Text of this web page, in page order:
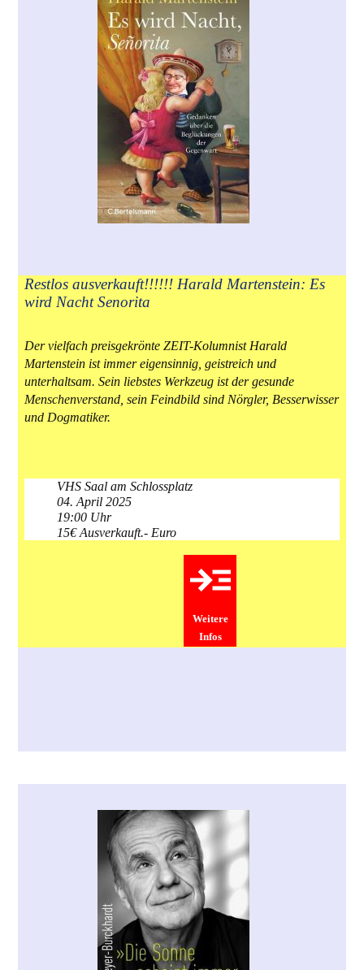
Restlos ausverkauft!!!!!! Harald Martenstein: Es
wird Nacht Senorita
Der vielfach preisgekrönte ZEIT-Kolumnist Harald
Martenstein ist immer eigensinnig, geistreich und
unterhaltsam. Sein liebstes Werkzeug ist der gesunde
Menschenverstand, sein Feindbild sind Nörgler, Besserwisser
und Dogmatiker.
VHS Saal am Schlossplatz
04. April 2025
19:00 Uhr
15€ Ausverkauft.- Euro
Weitere
Infos